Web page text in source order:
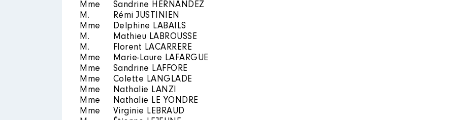
Mme
Sandrine HERNANDEZ
M.
Rémi JUSTINIEN
Mme
Delphine LABAILS
M.
Mathieu LABROUSSE
M.
Florent LACARRERE
Mme
Marie-Laure LAFARGUE
Mme
Sandrine LAFFORE
Mme
Colette LANGLADE
Mme
Nathalie LANZI
Mme
Nathalie LE YONDRE
Mme
Virginie LEBRAUD